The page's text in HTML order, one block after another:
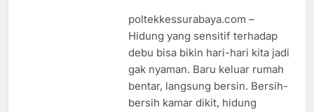
poltekkessurabaya.com –
Hidung yang sensitif terhadap
debu bisa bikin hari-hari kita jadi
gak nyaman. Baru keluar rumah
bentar, langsung bersin. Bersih-
bersih kamar dikit, hidung